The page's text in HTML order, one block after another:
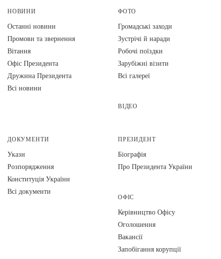
НОВИНИ
Останні новини
Промови та звернення
Вiтання
Офіс Президента
Дружина Президента
Всі новини
ФОТО
Громадські заходи
Зустрічі й наради
Робочі поїздки
Зарубіжні візити
Всі галереї
ВІДЕО
ДОКУМЕНТИ
Укази
Розпорядження
Конституція України
Всі документи
ПРЕЗИДЕНТ
Біографія
Про Президента України
ОФІС
Керівництво Офісу
Оголошення
Вакансії
Запобігання корупції